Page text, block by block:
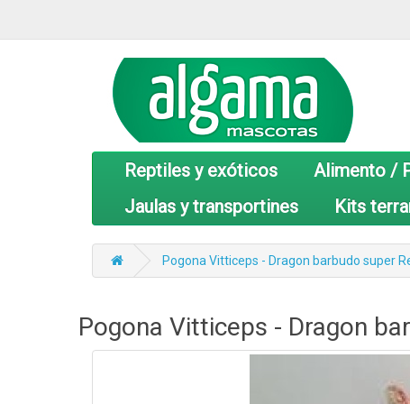
Reptiles y exóticos Alimento /
Jaulas y transportines
Kits
Pogona Vitticeps - Dragon barbudo super
Pogona Vitticeps - Dragon